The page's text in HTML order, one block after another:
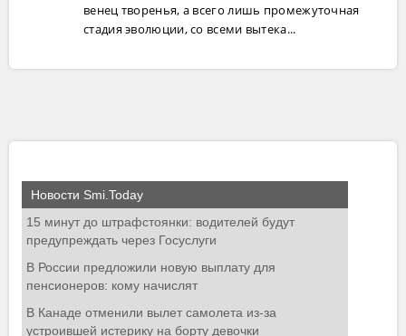
венец творенья, а всего лишь промежуточная
стадия эволюции, со всеми вытека...